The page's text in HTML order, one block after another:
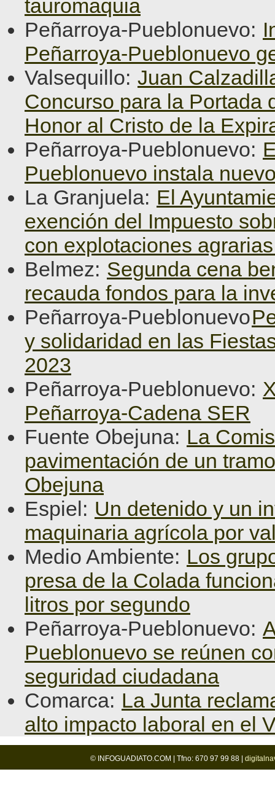
tauromaquia
Peñarroya-Pueblonuevo:
Peñarroya-Pueblonuevo
Valsequillo: Juan
Concurso para la Portada
Honor al Cristo de la
Peñarroya-Pueblonuevo:
Pueblonuevo instala
La Granjuela: El
exención del Impuesto
con explotaciones
Belmez: Segunda cena
recauda fondos para la
Peñarroya-Pueblonuevo
y solidaridad en las
2023
Peñarroya-Pueblonuevo:
Peñarroya-Cadena SER
Fuente Obejuna: La
pavimentación de un
Obejuna
Espiel: Un detenido y un
maquinaria agrícola por
Medio Ambiente: Los
presa de la Colada
litros por segundo
Peñarroya-Pueblonuevo:
Pueblonuevo se reúnen
seguridad ciudadana
Comarca: La Junta
alto impacto laboral en el
© INFOGUADIATO.COM | Tfno: 670 97 99 88 |